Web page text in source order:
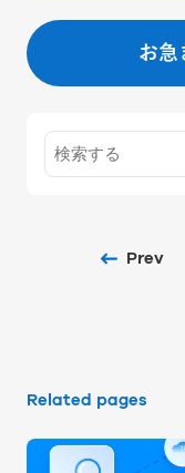
お急
Prev
Related pages